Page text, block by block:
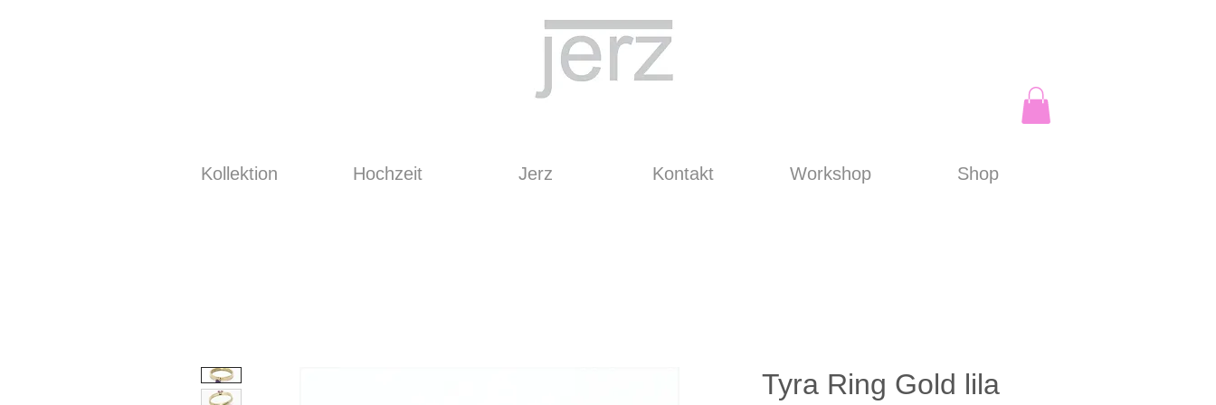
Kollektion Hochzeit Jerz Kontakt Workshop Shop
Tyra Ring Gold lila